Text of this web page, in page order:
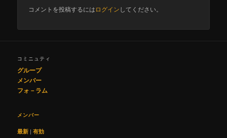
コメントを投稿するにはログインしてください。
コミニュティ
グループ
メンバー
フォ－ラム
メンバー
最新 | 有効